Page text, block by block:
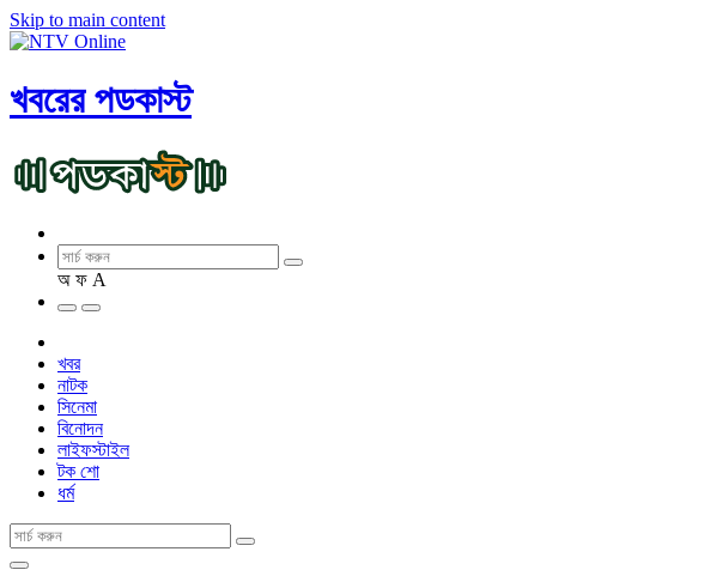
Skip to main content
খবরের পডকাস্ট
অ ফ A
খবর
নাটক
সিনেমা
বিনোদন
লাইফস্টাইল
টক শো
ধর্ম